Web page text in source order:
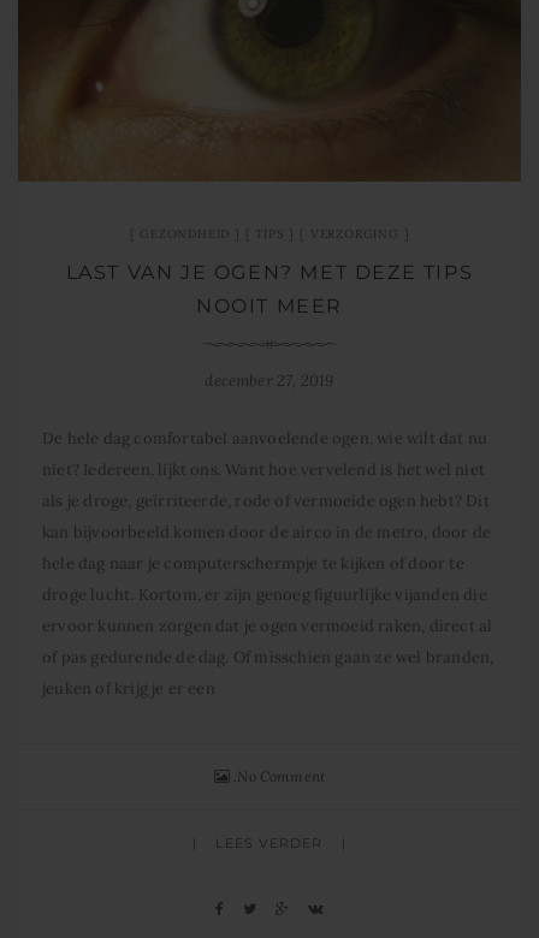
GEZONDHEID TIPS VERZORGING
LAST VAN JE OGEN? MET DEZE TIPS
NOOIT MEER
december 27, 2019
De hele dag comfortabel aanvoelende ogen, wie wilt dat nu
niet? Iedereen, lijkt ons. Want hoe vervelend is het wel niet
als je droge, geïrriteerde, rode of vermoeide ogen hebt? Dit
kan bijvoorbeeld komen door de airco in de metro, door de
hele dag naar je computerschermpje te kijken of door te
droge lucht. Kortom, er zijn genoeg figuurlijke vijanden die
ervoor kunnen zorgen dat je ogen vermoeid raken, direct al
of pas gedurende de dag. Of misschien gaan ze wel branden,
jeuken of krijg je er een
No Comment
LEES VERDER